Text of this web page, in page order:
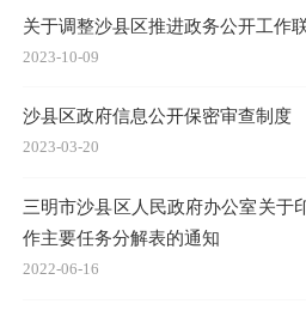
关于调整沙县区推进政务公开工作
2023-10-09
沙县区政府信息公开保密审查制度
2023-03-20
三明市沙县区人民政府办公室关于
作主要任务分解表的通知
2022-06-16